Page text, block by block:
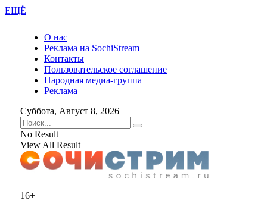
ЕЩЁ
О нас
Реклама на SochiStream
Контакты
Пользовательское соглашение
Народная медиа-группа
Реклама
Суббота, Август 8, 2026
No Result
View All Result
16+